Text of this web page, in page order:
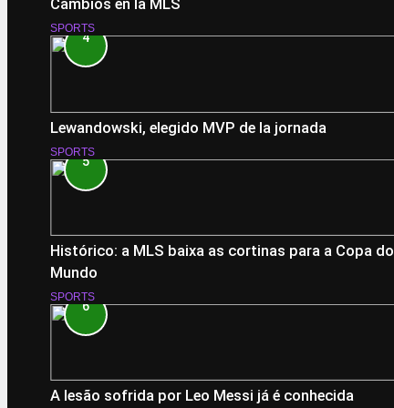
Cambios en la MLS
SPORTS
4
Lewandowski, elegido MVP de la jornada
SPORTS
5
Histórico: a MLS baixa as cortinas para a Copa do
Mundo
SPORTS
6
A lesão sofrida por Leo Messi já é conhecida